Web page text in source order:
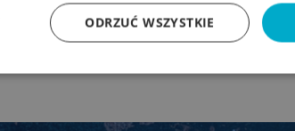
ODRZUĆ WSZYSTKIE